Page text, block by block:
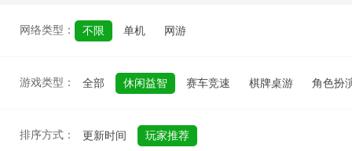
网络类型： 不限 单机 网游
游戏类型： 全部 休闲益智 赛车竞速 棋牌桌游 角色扮
排序方式： 更新时间 玩家推荐